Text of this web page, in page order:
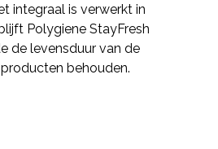
integraal is verwerkt in
Polygiene StayFresh
de levensduur van de
behouden.